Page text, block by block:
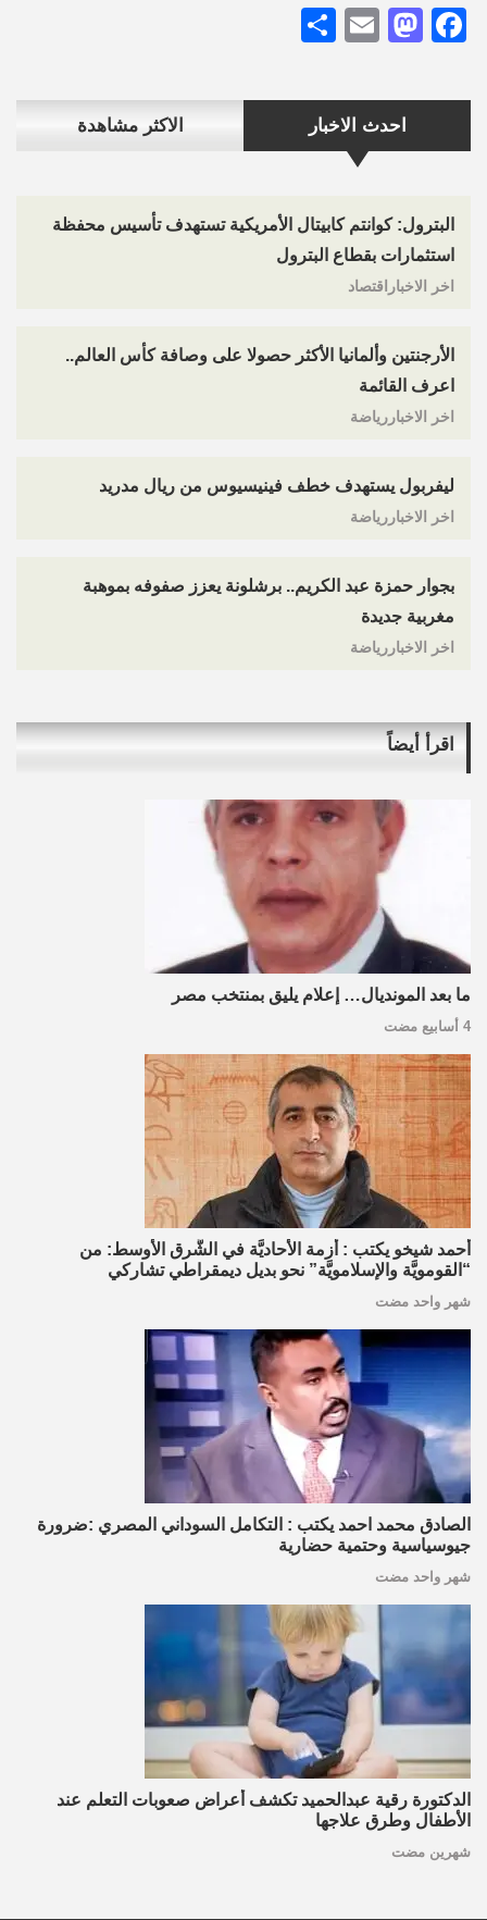
احدث الاخبار الاكثر مشاهدة
البترول: كوانتم كابيتال الأمريكية تستهدف تأسيس محفظة
استثمارات بقطاع البترول
اخر الاخباراقتصاد
الأرجنتين وألمانيا الأكثر حصولا على وصافة كأس العالم..
اعرف القائمة
اخر الاخباررياضة
ليفربول يستهدف خطف فينيسيوس من ريال مدريد
اخر الاخباررياضة
بجوار حمزة عبد الكريم.. برشلونة يعزز صفوفه بموهبة
مغربية جديدة
اخر الاخباررياضة
Facebook
Mastodon
Email
اقرأ أيضاً
ما بعد المونديال… إعلام يليق بمنتخب مصر
4 أسابيع مضت
أحمد شيخو يكتب : أزمة الأحاديَّة في الشَّرق الأوسط: من
“القومويَّة والإسلامويَّة” نحو بديل ديمقراطي تشاركي
شهر واحد مضت
الصادق محمد احمد يكتب : التكامل السوداني المصري :ضرورة
جيوسياسية وحتمية حضارية
شهر واحد مضت
الدكتورة رقية عبدالحميد تكشف أعراض صعوبات التعلم عند
الأطفال وطرق علاجها
شهرين مضت